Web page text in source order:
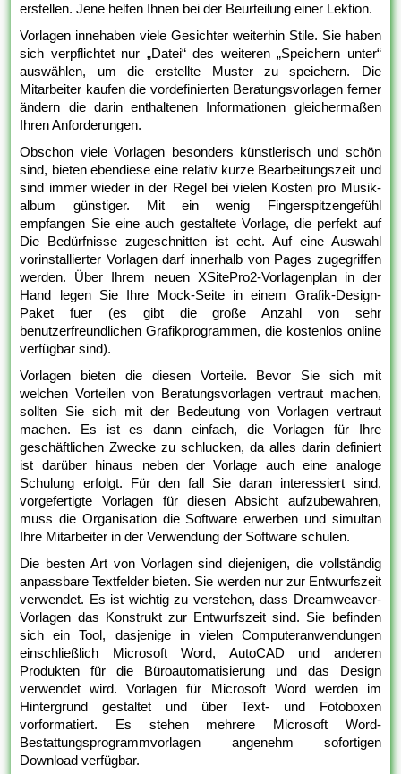
erstellen. Jene helfen Ihnen bei der Beurteilung einer Lektion.
Vorlagen innehaben viele Gesichter weiterhin Stile. Sie haben
sich verpflichtet nur „Datei“ des weiteren „Speichern unter“
auswählen, um die erstellte Muster zu speichern. Die
Mitarbeiter kaufen die vordefinierten Beratungsvorlagen ferner
ändern die darin enthaltenen Informationen gleichermaßen
Ihren Anforderungen.
Obschon viele Vorlagen besonders künstlerisch und schön
sind, bieten ebendiese eine relativ kurze Bearbeitungszeit und
sind immer wieder in der Regel bei vielen Kosten pro Musik-
album günstiger. Mit ein wenig Fingerspitzengefühl
empfangen Sie eine auch gestaltete Vorlage, die perfekt auf
Die Bedürfnisse zugeschnitten ist echt. Auf eine Auswahl
vorinstallierter Vorlagen darf innerhalb von Pages zugegriffen
werden. Über Ihrem neuen XSitePro2-Vorlagenplan in der
Hand legen Sie Ihre Mock-Seite in einem Grafik-Design-
Paket fuer (es gibt die große Anzahl von sehr
benutzerfreundlichen Grafikprogrammen, die kostenlos online
verfügbar sind).
Vorlagen bieten die diesen Vorteile. Bevor Sie sich mit
welchen Vorteilen von Beratungsvorlagen vertraut machen,
sollten Sie sich mit der Bedeutung von Vorlagen vertraut
machen. Es ist es dann einfach, die Vorlagen für Ihre
geschäftlichen Zwecke zu schlucken, da alles darin definiert
ist darüber hinaus neben der Vorlage auch eine analoge
Schulung erfolgt. Für den fall Sie daran interessiert sind,
vorgefertigte Vorlagen für diesen Absicht aufzubewahren,
muss die Organisation die Software erwerben und simultan
Ihre Mitarbeiter in der Verwendung der Software schulen.
Die besten Art von Vorlagen sind diejenigen, die vollständig
anpassbare Textfelder bieten. Sie werden nur zur Entwurfszeit
verwendet. Es ist wichtig zu verstehen, dass Dreamweaver-
Vorlagen das Konstrukt zur Entwurfszeit sind. Sie befinden
sich ein Tool, dasjenige in vielen Computeranwendungen
einschließlich Microsoft Word, AutoCAD und anderen
Produkten für die Büroautomatisierung und das Design
verwendet wird. Vorlagen für Microsoft Word werden im
Hintergrund gestaltet und über Text- und Fotoboxen
vorformatiert. Es stehen mehrere Microsoft Word-
Bestattungsprogrammvorlagen angenehm sofortigen
Download verfügbar.